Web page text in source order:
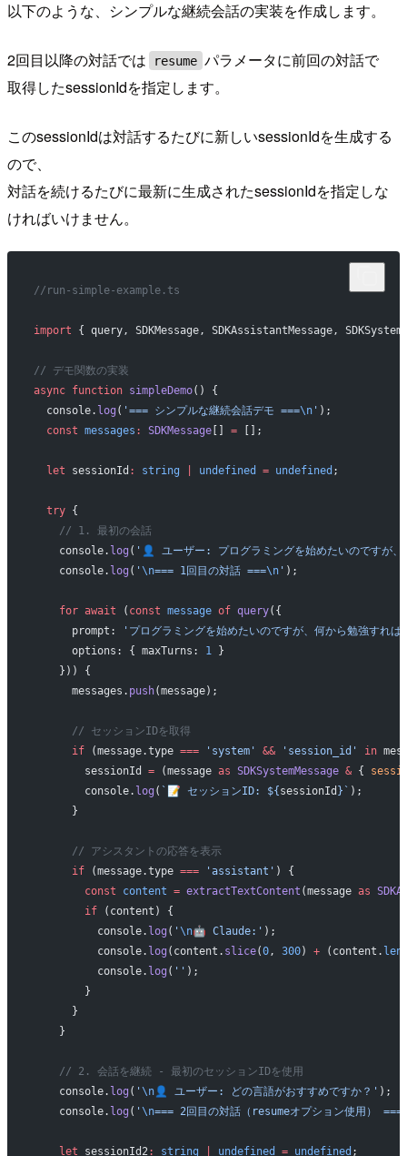
以下のような、シンプルな継続会話の実装を作成します。
2回目以降の対話では resume パラメータに前回の対話で
取得したsessionIdを指定します。
このsessionIdは対話するたびに新しいsessionIdを生成する
ので、
対話を続けるたびに最新に生成されたsessionIdを指定しな
ければいけません。
//run-simple-example.ts
import { query, SDKMessage, SDKAssistantMessage,
// デモ関数の実装
async function simpleDemo() {
  console.
log ( '=== シンプルな継続会話デモ ===\n' );
  const
messages : SDKMessage[] = [];
  let
sessionId : string undefined = undefined ;
  try
{
    // 1. 最初の会話
    console.
log ( '👤 ユーザー: プログラミングを始めたいのですが、
    console.
log ( ' \n=== 1回目の対話 ===\n' );
    for
await ( const message of query({
      prompt:
'プログラミングを始めたいのですが、何から勉強すれ
      options: { maxTurns:
1 }
    })) {
      messages.
push(message);
      // セッションIDを取得
      if
(message.type === 'system' && 'session_id' in
        sessionId
= (message as SDKSystemMessage & {
        console.
log ( `📝 セッションID: ${ sessionId }` );
      }
      // アシスタントの応答を表示
      if
(message.type === 'assistant' ) {
        const
content = extractTextContent (message as
        if
(content) {
          console.
log ( ' \n🤖 Claude:' );
          console.
log (content. slice(0, 300) + (content.
          console.
log ( '' );
        }
      }
    }
    // 2. 会話を継続 - 最初のセッションIDを使用
    console.
log ( ' \n👤 ユーザー: どの言語がおすすめですか？' );
    console.
log ( ' \n=== 2回目の対話（resumeオプション使用） ===
    let
sessionId2: string undefined = undefined ;